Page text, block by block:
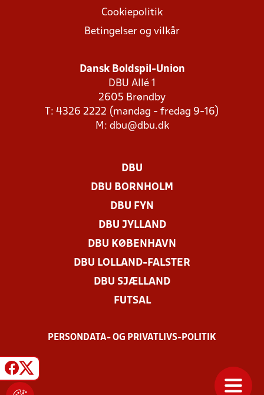
Cookiepolitik
Betingelser og vilkår
Dansk Boldspil-Union
DBU Allé 1
2605 Brøndby
T: 4326 2222 (mandag - fredag 9-16)
M: dbu@dbu.dk
DBU
DBU BORNHOLM
DBU FYN
DBU JYLLAND
DBU KØBENHAVN
DBU LOLLAND-FALSTER
DBU SJÆLLAND
FUTSAL
PERSONDATA- OG PRIVATLIVS-POLITIK